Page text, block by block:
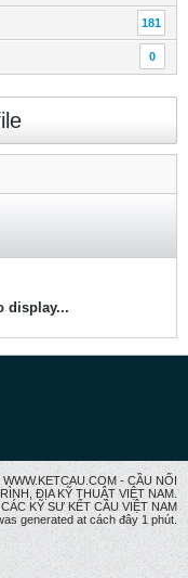
181
0
display...
- CẦU NỐI
ĐỊA KỸ THUẬT VIỆT NAM.
KỸ SƯ KẾT CÂU VIỆT NAM
generated at cách đây 1 phút.